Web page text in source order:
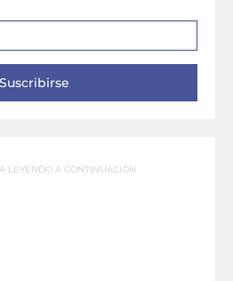
LEYENDO A CONTINUACIÓN